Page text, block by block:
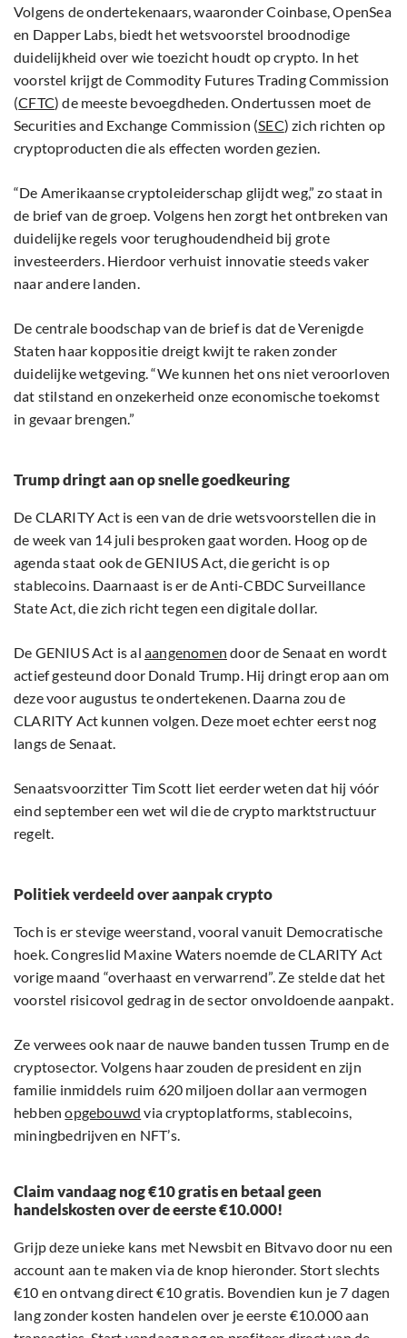
Volgens de ondertekenaars, waaronder Coinbase, OpenSea
en Dapper Labs, biedt het wetsvoorstel broodnodige
duidelijkheid over wie toezicht houdt op crypto. In het
voorstel krijgt de Commodity Futures Trading Commission
(CFTC) de meeste bevoegdheden. Ondertussen moet de
Securities and Exchange Commission (SEC) zich richten op
cryptoproducten die als effecten worden gezien.
“De Amerikaanse cryptoleiderschap glijdt weg,” zo staat in
de brief van de groep. Volgens hen zorgt het ontbreken van
duidelijke regels voor terughoudendheid bij grote
investeerders. Hierdoor verhuist innovatie steeds vaker
naar andere landen.
De centrale boodschap van de brief is dat de Verenigde
Staten haar koppositie dreigt kwijt te raken zonder
duidelijke wetgeving. “We kunnen het ons niet veroorloven
dat stilstand en onzekerheid onze economische toekomst
in gevaar brengen.”
Trump dringt aan op snelle goedkeuring
De CLARITY Act is een van de drie wetsvoorstellen die in
de week van 14 juli besproken gaat worden. Hoog op de
agenda staat ook de GENIUS Act, die gericht is op
stablecoins. Daarnaast is er de Anti-CBDC Surveillance
State Act, die zich richt tegen een digitale dollar.
De GENIUS Act is al aangenomen door de Senaat en wordt
actief gesteund door Donald Trump. Hij dringt erop aan om
deze voor augustus te ondertekenen. Daarna zou de
CLARITY Act kunnen volgen. Deze moet echter eerst nog
langs de Senaat.
Senaatsvoorzitter Tim Scott liet eerder weten dat hij vóór
eind september een wet wil die de crypto marktstructuur
regelt.
Politiek verdeeld over aanpak crypto
Toch is er stevige weerstand, vooral vanuit Democratische
hoek. Congreslid Maxine Waters noemde de CLARITY Act
vorige maand “overhaast en verwarrend”. Ze stelde dat het
voorstel risicovol gedrag in de sector onvoldoende aanpakt.
Ze verwees ook naar de nauwe banden tussen Trump en de
cryptosector. Volgens haar zouden de president en zijn
familie inmiddels ruim 620 miljoen dollar aan vermogen
hebbenopgebouwd via cryptoplatforms, stablecoins,
miningbedrijven en NFT’s.
Claim vandaag nog €10 gratis en betaal geen
handelskosten over de eerste €10.000!
Grijp deze unieke kans met Newsbit en Bitvavo door nu een
account aan te maken via de knop hieronder. Stort slechts
€10 en ontvang direct €10 gratis. Bovendien kun je 7 dagen
lang zonder kosten handelen over je eerste €10.000 aan